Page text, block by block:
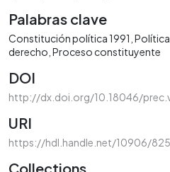
Palabras clave
Constitución política 1991
derecho Proceso constituyente
DOI
http://dx.doi.org/10.18046/
URI
https://hdl.handle.net/10906/
Collections